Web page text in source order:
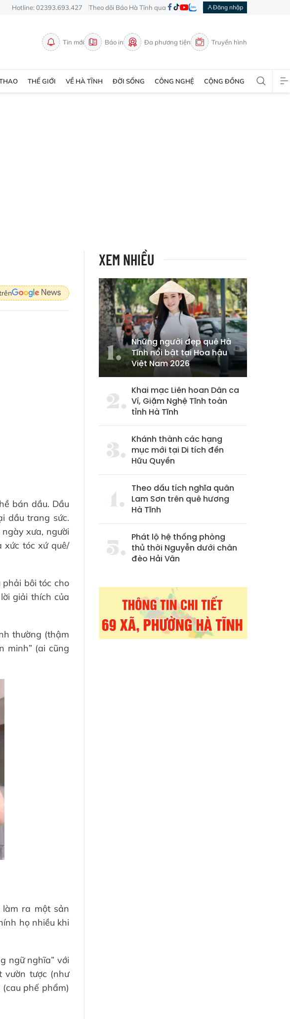
Hotline: 02393.693.427 Theo dõi Báo Hà Tĩnh qua Đăng nhập
Tin mới Báo in Đa phương tiện Truyền hình
THẾ GIỚI VỀ HÀ TĨNH ĐỜI SỐNG CÔNG NGHỆ CỘNG ĐỒNG
bán dầu. Dầu
dầu trang sức.
xưa, người
xức tóc xứ quê/
phải bôi tóc cho
giải thích của
thường (thậm
minh” (ai cũng
ra một sản
họ nhiều khi
ngữ nghĩa” với
vườn tược (như
phế phẩm)
XEM NHIỀU
Những người đẹp quê Hà
Tĩnh nổi bật tại Hoa hậu
Việt Nam 2026
Khai mạc Liên hoan Dân ca
Ví, Giặm Nghệ Tĩnh toàn
tỉnh Hà Tĩnh
Khánh thành các hạng
mục mới tại Di tích đền
Hữu Quyền
Theo dấu tích nghĩa quân
Lam Sơn trên quê hương
Hà Tĩnh
Phát lộ hệ thống phòng
thủ thời Nguyễn dưới chân
đèo Hải Vân